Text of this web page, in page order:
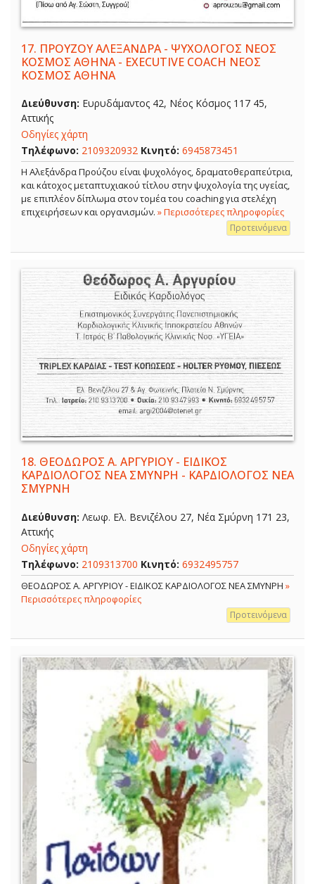
17. ΠΡΟΥΖΟΥ ΑΛΕΞΑΝΔΡΑ - ΨΥΧΟΛΟΓΟΣ ΝΕΟΣ
ΚΟΣΜΟΣ ΑΘΗΝΑ - EXECUTIVE COACH ΝΕΟΣ
ΚΟΣΜΟΣ ΑΘΗΝΑ
Διεύθυνση: Ευρυδάμαντος 42, Νέος Κόσμος 117 45,
Αττικής
Οδηγίες χάρτη
Τηλέφωνο: 2109320932 Κινητό: 6945873451
Η Αλεξάνδρα Προύζου είναι ψυχολόγος, δραματοθεραπεύτρια,
και κάτοχος μεταπτυχιακού τίτλου στην ψυχολογία της υγείας,
με επιπλέον δίπλωμα στον τομέα του coaching για στελέχη
επιχειρήσεων και οργανισμών. » Περισσότερες πληροφορίες
Προτεινόμενα
18. ΘΕΟΔΩΡΟΣ Α. ΑΡΓΥΡΙΟΥ - ΕΙΔΙΚΟΣ
ΚΑΡΔΙΟΛΟΓΟΣ ΝΕΑ ΣΜΥΝΡΗ - ΚΑΡΔΙΟΛΟΓΟΣ ΝΕΑ
ΣΜΥΡΝΗ
Διεύθυνση: Λεωφ. Ελ. Βενιζέλου 27, Νέα Σμύρνη 171 23,
Αττικής
Οδηγίες χάρτη
Τηλέφωνο: 2109313700 Κινητό: 6932495757
ΘΕΟΔΩΡΟΣ Α. ΑΡΓΥΡΙΟΥ - ΕΙΔΙΚΟΣ ΚΑΡΔΙΟΛΟΓΟΣ ΝΕΑ ΣΜΥΝΡΗ »
Περισσότερες πληροφορίες
Προτεινόμενα